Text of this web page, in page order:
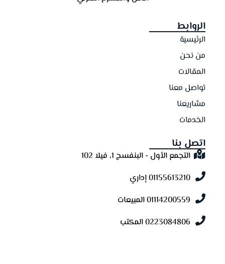
الروابط
الرئيسية
من نحن
المقالات
تواصل معنا
مشاريعنا
الخدمات
اتصل بنا
التجمع الأول - البنفسج 1، فيلا 102
01155613210 إداري
01114200559 المبيعات
0223084806 المكتب